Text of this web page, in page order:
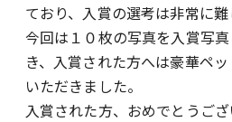
ており、入賞の選考は非常に難
今回は１０枚の写真を入賞写
き、入賞された方へは豪華ペ
いただきました。
入賞された方、おめでとうござ